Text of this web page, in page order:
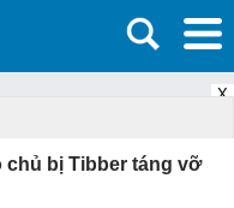
X
chủ bị Tibber táng vỡ